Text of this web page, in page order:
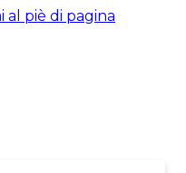
al piè di pagina